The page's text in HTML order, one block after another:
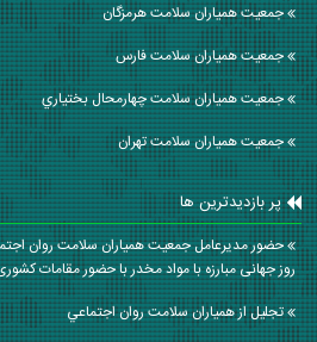
جمعیت همیاران سلامت هرمزگان
جمعیت همیاران سلامت فارس
جمعیت همیاران سلامت چهارمحال بختياري
جمعیت همیاران سلامت تهران
پر بازدیدترین ها
حضور مدیرعامل جمعیت همیاران سلامت روان
روز جهانی مبارزه با مواد مخدر با حضور مقامات
تجليل از همياران سلامت روان اجتماعي